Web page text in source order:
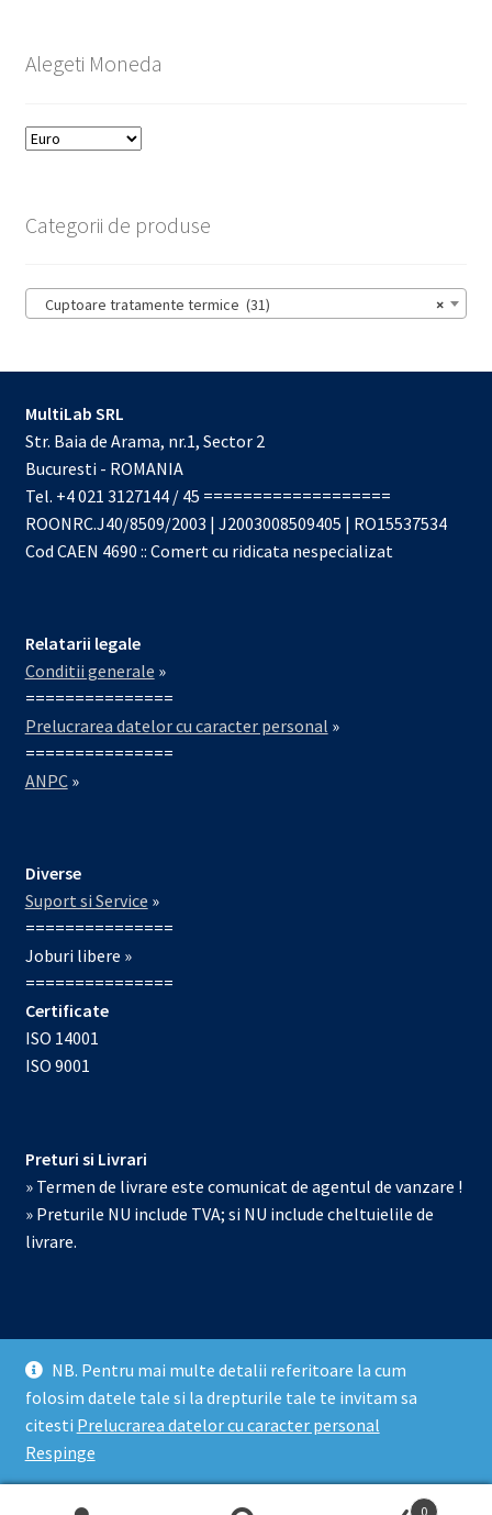
NB. Pentru mai multe detalii referitoare la cum
folosim datele tale si la drepturile tale te invitam sa
citesti Prelucrarea datelor cu caracter personal
Respinge
Alegeti Moneda
Categorii de produse
×
Cuptoare tratamente termice (31)
MultiLab SRL
Str. Baia de Arama, nr.1, Sector 2
Bucuresti - ROMANIA
Tel. +4 021 3127144 / 45 ===================
ROONRC.J40/8509/2003 | J2003008509405 | RO15537534
Cod CAEN 4690 :: Comert cu ridicata nespecializat
Relatarii legale
Conditii generale »
===============
Prelucrarea datelor cu caracter personal »
===============
ANPC»
Diverse
Suport si Service »
===============
Joburi libere »
===============
Certificate
ISO 14001
ISO 9001
Preturi si Livrari
» Termen de livrare este comunicat de agentul de vanzare !
» Preturile NU include TVA; si NU include cheltuielile de
livrare.
© Echipamente de laborator 2026
Prelucrarea datelor cu caracter personal
Construit cu
WooCommerce.
0